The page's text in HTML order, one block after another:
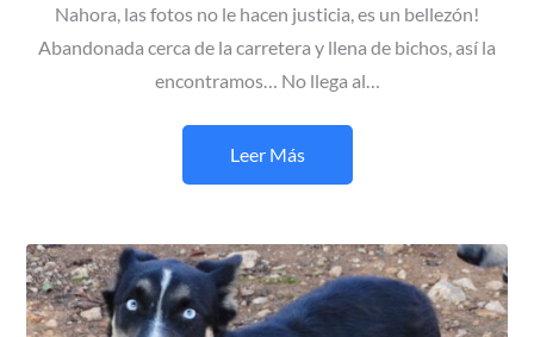
Nahora, las fotos no le hacen justicia, es un bellezón!
Abandonada cerca de la carretera y llena de bichos, así la
encontramos… No llega al…
Leer Más